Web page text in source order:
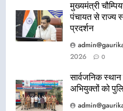
मुख्यमंत्री
पंचायत से राज्य
प्रदर्शन
2026
0
सार्वजनिक
अभियुक्तों को